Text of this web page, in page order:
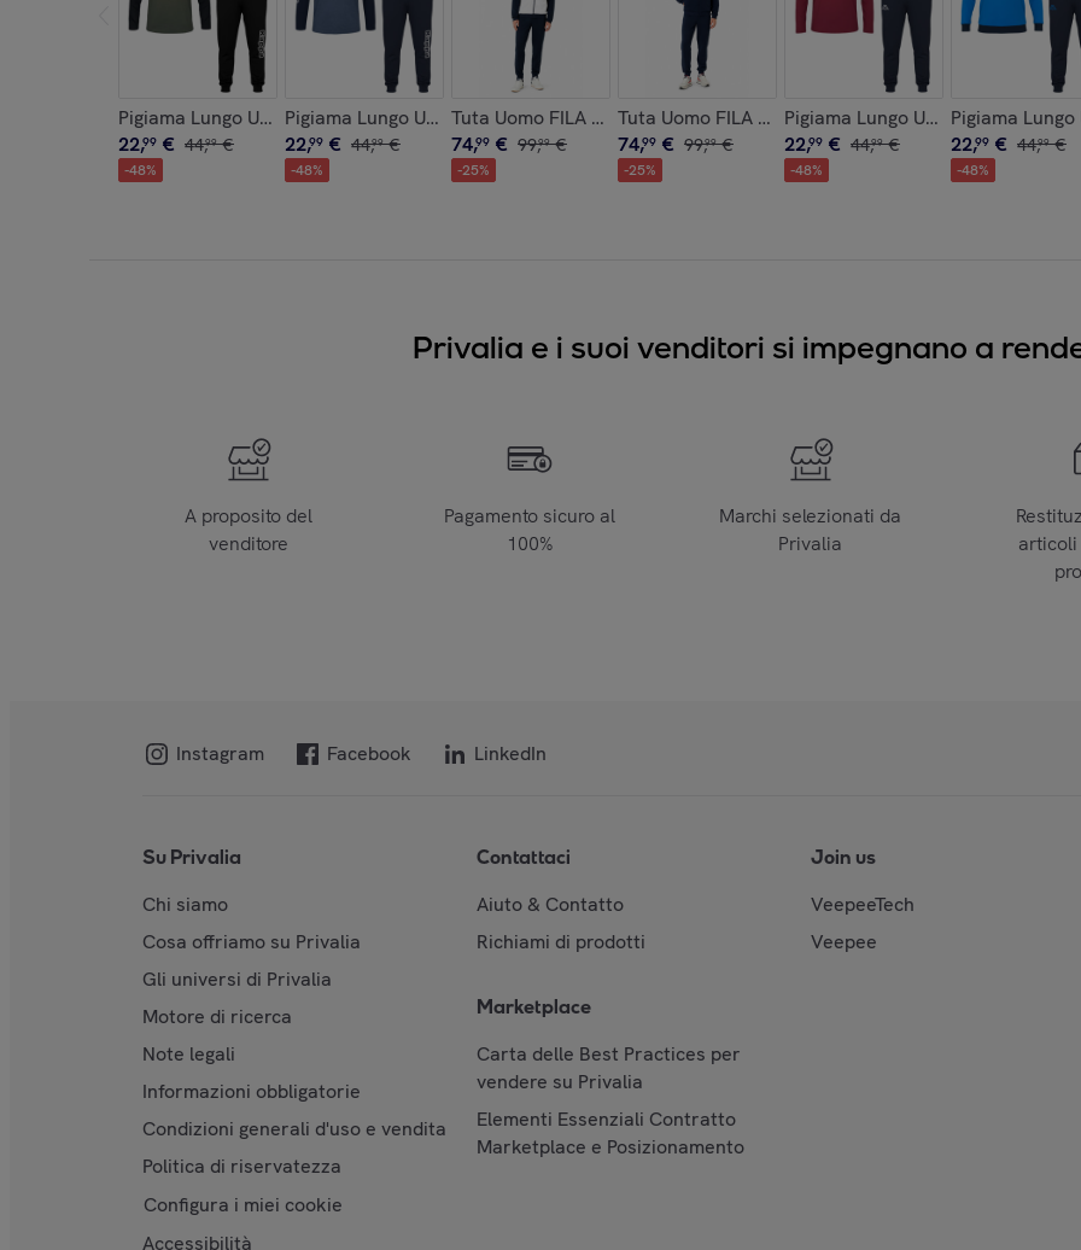
Pigiama Lungo Uomo KAPPA Caldo Cotone Interlock
22,99 € 44,99 €
-48%
Pigiama Lungo Uomo KAPPA Caldo Cotone Interlock
22,99 € 44,99 €
-48%
Tuta Uomo FILA Cotone Zip Modello CAMPOSTINO Art.FAM1232
74,99 € 99,99 €
-25%
Tuta Uomo FILA Cotone Zip Modello CAMPOSTINO
74,99 € 99,99 €
-25%
Pigiama Lungo Uomo KAPPA
22,99 € 44,99 €
-48%
Pigiama
22,99 € 44,99 €
-48%
Privalia e i suoi venditori si impegnano a
A proposito del
venditore
Pagamento sicuro al
100%
Marchi selezionati da
Privalia
articoli
Instagram Facebook LinkedIn
Su Privalia
Chi siamo
Cosa offriamo su Privalia
Gli universi di Privalia
Motore di ricerca
Note legali
Informazioni obbligatorie
Condizioni generali d'uso e vendita
Politica di riservatezza
Configura i miei cookie
Accessibilità
Contattaci
Aiuto & Contatto
Richiami di prodotti
Marketplace
Carta delle Best Practices per
vendere su Privalia
Elementi Essenziali Contratto
Marketplace e Posizionamento
Join us
VeepeeTech
Veepee